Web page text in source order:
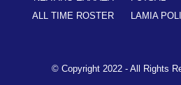
ALL TIME ROSTER
LAMIA
© Copyright 2022 - All Rights